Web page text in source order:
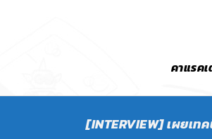
คาแรค
[INTERVIEW] เผยเ